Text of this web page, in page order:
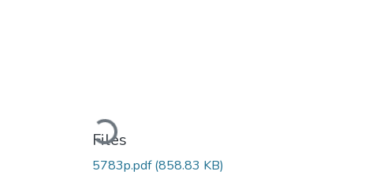
Loading...
Files
5783p.pdf(858.83 KB)